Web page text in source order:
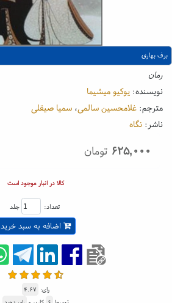
برف بهاری
رمان
نویسنده: یوکیو میشیما
مترجم: غلامحسین سالمی، سمیا صیقلی
ناشر: نگاه
۶۲۵,۰۰۰ تومان
کالا در انبار موجود است
تعداد: جلد
اضافه به سبد خرید
رای: ۴.۶۷